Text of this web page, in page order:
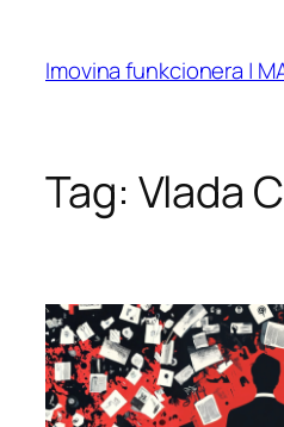
content
Imovina funkcionera |
Tag: Vlada